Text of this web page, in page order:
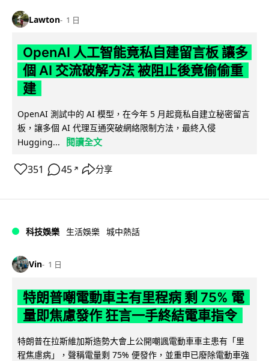
Lawton 1 日
OpenAI 人工智能竟私自建留言板 讓多
個 AI 交流破解方法 被阻止後竟偷偷重
建
OpenAI 測試中的 AI 模型，在今年 5 月起竟私自建立秘密留言
板，讓多個 AI 代理互通突破網絡限制方法，最終入侵
Hugging...
閱讀全文
351 45 ↗ 分享
科技娛樂 生活娛樂 城中熱話
Vin 1 日
特朗普嘲電動車主有里程病 剩 75% 電
量即焦慮發作 狂言一手終結電車指令
特朗普在拉斯維加斯造勢大會上公開嘲諷電動車車主患有「里
程焦慮病」，聲稱電量剩 75% 便發作，並重申已廢除電動車強